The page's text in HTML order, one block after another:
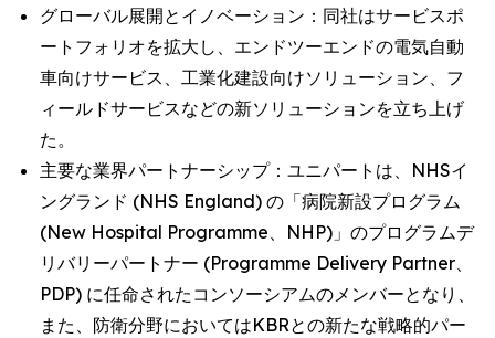
グローバル展開とイノベーション：同社はサービスポ
ートフォリオを拡大し、エンドツーエンドの電気自動
車向けサービス、工業化建設向けソリューション、フ
ィールドサービスなどの新ソリューションを立ち上げ
た。
主要な業界パートナーシップ：ユニパートは、NHSイ
ングランド (NHS England) の「病院新設プログラム
(New Hospital Programme、NHP)」のプログラムデ
リバリーパートナー (Programme Delivery Partner、
PDP) に任命されたコンソーシアムのメンバーとなり、
また、防衛分野においてはKBRとの新たな戦略的パー